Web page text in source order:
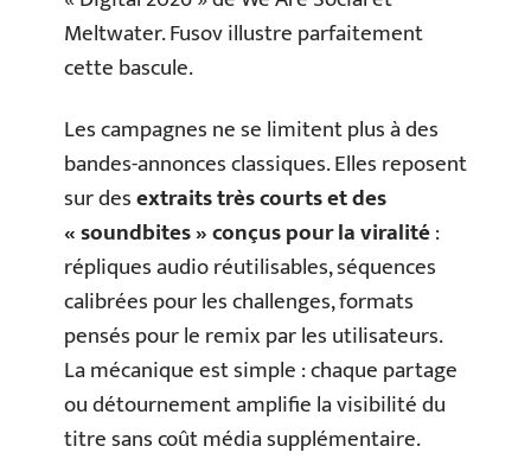
Meltwater. Fusov illustre parfaitement
cette bascule.
Les campagnes ne se limitent plus à des
bandes-annonces classiques. Elles reposent
sur desextraits très courts et des
« soundbites » conçus pour la viralité:
répliques audio réutilisables, séquences
calibrées pour les challenges, formats
pensés pour le remix par les utilisateurs.
La mécanique est simple : chaque partage
ou détournement amplifie la visibilité du
titre sans coût média supplémentaire.